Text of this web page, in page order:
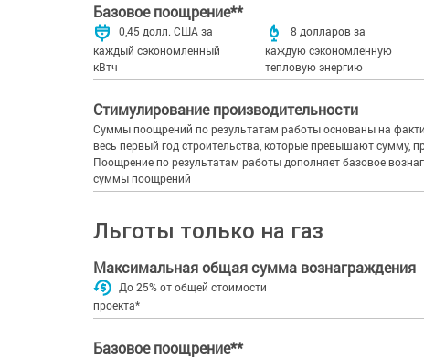
Базовое поощрение**
0,45 долл. США за
каждый сэкономленный
кВтч
8 долларов за
каждую сэкономленную
тепловую энергию
Стимулирование производительности
Суммы поощрений по результатам работы основаны на
весь первый год строительства, которые превышают сумму,
Поощрение по результатам работы дополняет базовое
суммы поощрений
Льготы только на газ
Максимальная общая сумма вознаграждения
До 25% от общей стоимости
проекта*
Базовое поощрение**